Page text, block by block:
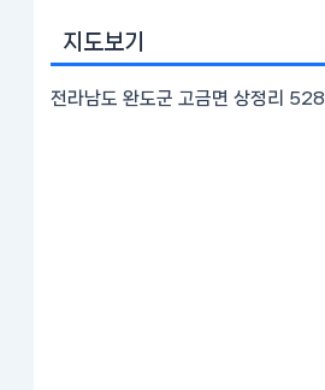
지도보기
전라남도 완도군 고금면 상정리 528